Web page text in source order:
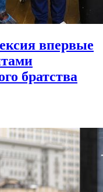
впервые
братства